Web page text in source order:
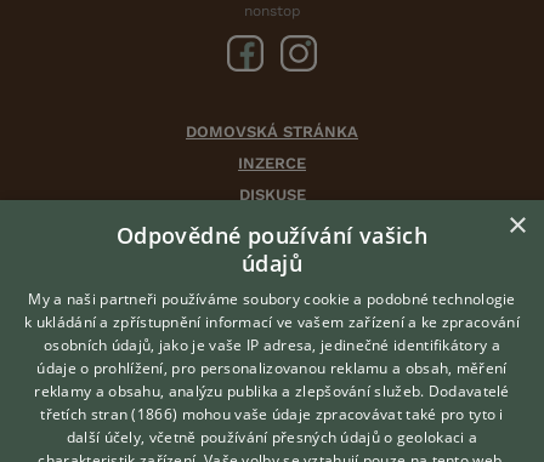
nonstop
DOMOVSKÁ STRÁNKA
INZERCE
DISKUSE
ČLÁNKY
CHOVATELSKÉ STANICE
VÝBĚR VHODNÉHO PLEMENE
O nás
Kontakt
Možnosti zvýraznění inzerátů
Hledáte zvířecího kamaráda?
Zdarma vám poradí
×
Odpovědné používání vašich
údajů
My a naši partneři používáme soubory cookie a podobné technologie
k ukládání a zpřístupnění informací ve vašem zařízení a ke zpracování
osobních údajů, jako je vaše IP adresa, jedinečné identifikátory a
údaje o prohlížení, pro personalizovanou reklamu a obsah, měření
reklamy a obsahu, analýzu publika a zlepšování služeb. Dodavatelé
třetích stran (1866) mohou vaše údaje zpracovávat také pro tyto i
další účely, včetně používání přesných údajů o geolokaci a